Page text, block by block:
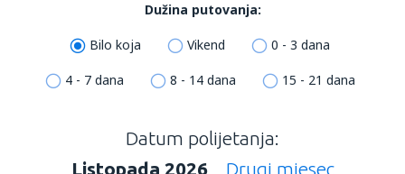
Dužina putovanja:
Bilo koja Vikend 0 - 3 dana
4 - 7 dana 8 - 14 dana 15 - 21 dana
Datum polijetanja:
Listopada 2026
Drugi mjesec